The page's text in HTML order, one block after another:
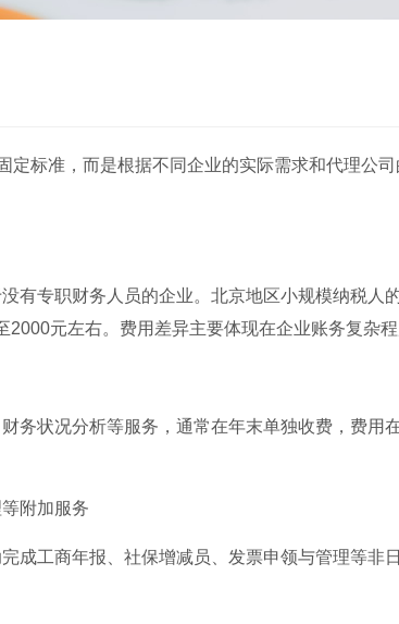
定标准，而是根据不同企业的实际需求和代理公
有专职财务人员的企业。北京地区小规模纳税人
元左右。费用差异主要体现在企业账务复杂程
务状况分析等服务，通常在年末单独收费，费用
附加服务
成工商年报、社保增减员、发票申领与管理等非